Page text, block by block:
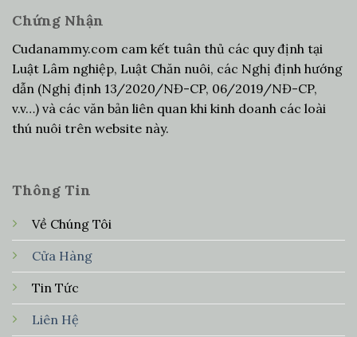
Thông Tin
Về Chúng Tôi
Cửa Hàng
Tin Tức
Liên Hệ
Chứng Nhận
Cudanammy.com cam kết tuân thủ các quy định tại
Luật Lâm nghiệp, Luật Chăn nuôi, các Nghị định hướng
dẫn (Nghị định 13/2020/NĐ-CP, 06/2019/NĐ-CP,
v.v…) và các văn bản liên quan khi kinh doanh các loài
thú nuôi trên website này.